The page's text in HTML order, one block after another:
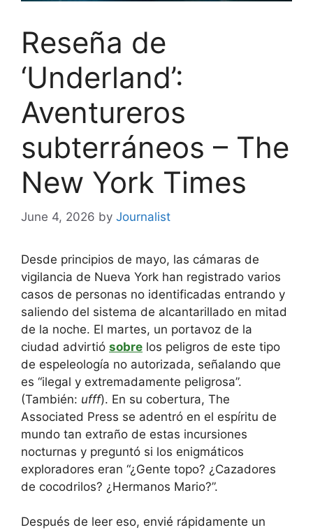
Reseña de
‘Underland’:
Aventureros
subterráneos – The
New York Times
June 4, 2026 by Journalist
Desde principios de mayo, las cámaras de
vigilancia de Nueva York han registrado varios
casos de personas no identificadas entrando y
saliendo del sistema de alcantarillado en mitad
de la noche. El martes, un portavoz de la
ciudad advirtió sobre los peligros de este tipo
de espeleología no autorizada, señalando que
es “ilegal y extremadamente peligrosa”.
(También: ufff). En su cobertura, The
Associated Press se adentró en el espíritu de
mundo tan extraño de estas incursiones
nocturnas y preguntó si los enigmáticos
exploradores eran “¿Gente topo? ¿Cazadores
de cocodrilos? ¿Hermanos Mario?”.
Después de leer eso, envié rápidamente un